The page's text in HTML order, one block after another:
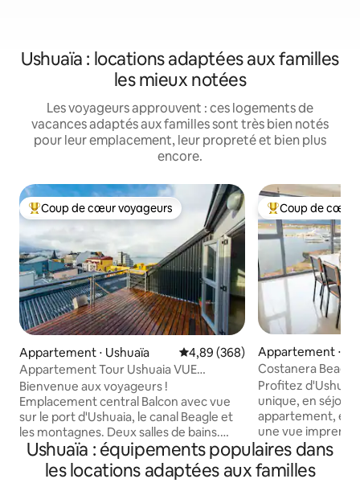
Ushuaïa : locations adaptées aux familles
les mieux notées
Les voyageurs approuvent : ces logements de
vacances adaptés aux familles sont très bien notés
pour leur emplacement, leur propreté et bien plus
encore.
Coups de cœur voyageurs les plus appréciés
Coup de cœur voyageurs
Appartement ⋅ Ushuaïa Évaluation moyenne sur la
4,89 (368)
Appartement Tour Ushuaia VUE
UNIQUE, cœur de la ville
Bienvenue aux voyageurs !
Emplacement central Balcon avec vue
sur le port d'Ushuaia, le canal Beagle et
les montagnes. Deux salles de bains.
Entièrement équipé pour 6 personnes.
(Jusqu'à 2 personnes supplémentaires)
Coffre-fort dans la chambre principale.
Coups de cœur
Coup de cœur
Appartement ⋅
Costanera Beagle
Profitez
unique, en
appartement, en
une vue
dispose de deux
toutes deux avec
cuisine
Ushuaïa : équipements populaires dans
les locations adaptées aux familles